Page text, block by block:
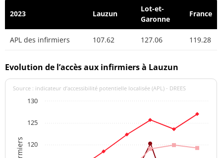
2023 Lauzun
Lot-et-
Garonne
France
APL des infirmiers 107.62 127.06 119.28
Evolution de l’accès aux infirmiers à Lauzun
Source : indicateur d’accessibilité potentielle localisée (APL) - DREES
120
125
130